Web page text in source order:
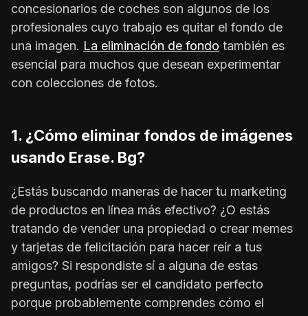
concesionarios de coches son algunos de los
profesionales cuyo trabajo es quitar el fondo de
una imagen. La eliminación de fondo también es
esencial para muchos que desean experimentar
con colecciones de fotos.
1. ¿Cómo eliminar fondos de imágenes
usando Erase. Bg?
¿Estás buscando maneras de hacer tu marketing
de productos en línea más efectivo? ¿O estás
tratando de vender una propiedad o crear memes
y tarjetas de felicitación para hacer reír a tus
amigos? Si respondiste sí a alguna de estas
preguntas, podrías ser el candidato perfecto
porque probablemente comprendes cómo el